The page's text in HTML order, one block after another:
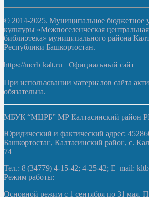
© 2014-2025. Муниципальное бюджетное
культуры «Межпоселенческая
библиотека» муниципального района
Республики Башкортостан.
https://mcrb-kalt.ru - Официальный сайт
При использовании материалов сайта
обязательна.
МБУК “МЦРБ” МР Калтасинский район
Юридический и фактический адрес:
Башкортостан, Калтасинский район, с.
74
Тел.: 8 (34779) 4-15-42; 4-25-42; E–mail:
Режим работы:
Основной режим с 1 сентября по 31 мая.